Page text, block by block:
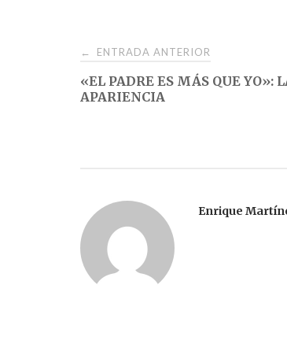
Navegación
de
← ENTRADA ANTERIOR
«EL PADRE ES MÁS QUE YO»:
APARIENCIA
Enrique